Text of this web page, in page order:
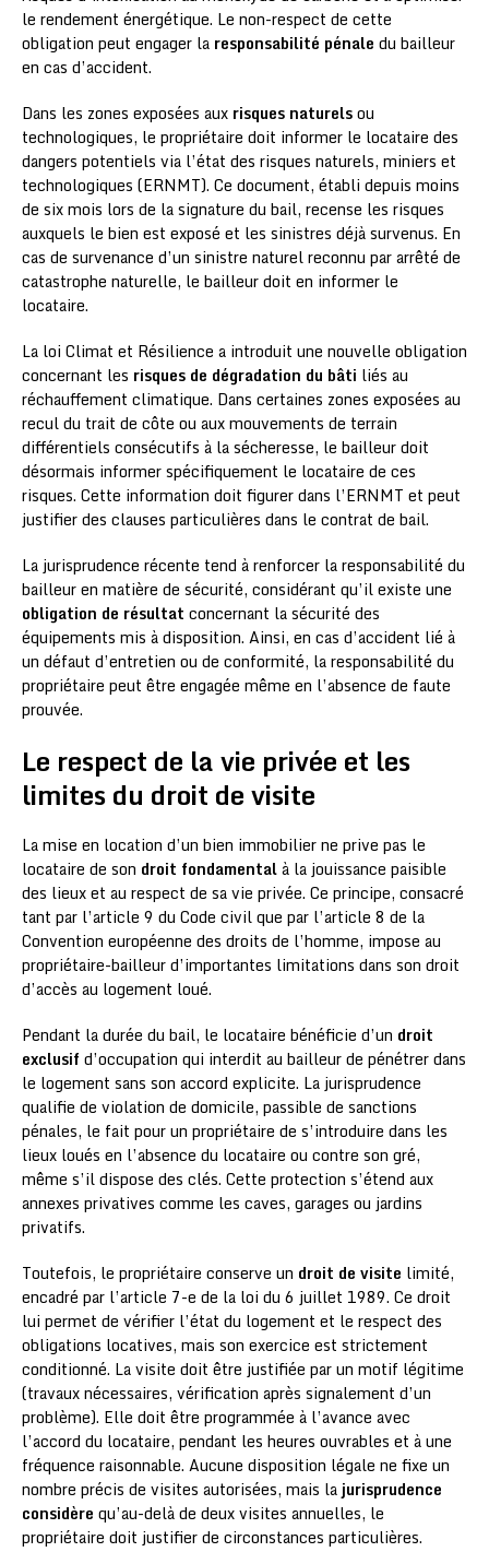
le rendement énergétique. Le non-respect de cette
obligation peut engager la responsabilité pénale du bailleur
en cas d’accident.
Dans les zones exposées aux risques naturelsou
technologiques, le propriétaire doit informer le locataire des
dangers potentiels via l’état des risques naturels, miniers et
technologiques (ERNMT). Ce document, établi depuis moins
de six mois lors de la signature du bail, recense les risques
auxquels le bien est exposé et les sinistres déjà survenus. En
cas de survenance d’un sinistre naturel reconnu par arrêté de
catastrophe naturelle, le bailleur doit en informer le
locataire.
La loi Climat et Résilience a introduit une nouvelle obligation
concernant les risques de dégradation du bâti liés au
réchauffement climatique. Dans certaines zones exposées au
recul du trait de côte ou aux mouvements de terrain
différentiels consécutifs à la sécheresse, le bailleur doit
désormais informer spécifiquement le locataire de ces
risques. Cette information doit figurer dans l’ERNMT et peut
justifier des clauses particulières dans le contrat de bail.
La jurisprudence récente tend à renforcer la responsabilité du
bailleur en matière de sécurité, considérant qu’il existe une
obligation de résultat concernant la sécurité des
équipements mis à disposition. Ainsi, en cas d’accident lié à
un défaut d’entretien ou de conformité, la responsabilité du
propriétaire peut être engagée même en l’absence de faute
prouvée.
Le respect de la vie privée et les
limites du droit de visite
La mise en location d’un bien immobilier ne prive pas le
locataire de son droit fondamentalà la jouissance paisible
des lieux et au respect de sa vie privée. Ce principe, consacré
tant par l’article 9 du Code civil que par l’article 8 de la
Convention européenne des droits de l’homme, impose au
propriétaire-bailleur d’importantes limitations dans son droit
d’accès au logement loué.
Pendant la durée du bail, le locataire bénéficie d’un droit
exclusif d’occupation qui interdit au bailleur de pénétrer dans
le logement sans son accord explicite. La jurisprudence
qualifie de violation de domicile, passible de sanctions
pénales, le fait pour un propriétaire de s’introduire dans les
lieux loués en l’absence du locataire ou contre son gré,
même s’il dispose des clés. Cette protection s’étend aux
annexes privatives comme les caves, garages ou jardins
privatifs.
Toutefois, le propriétaire conserve un droit de visite limité,
encadré par l’article 7-e de la loi du 6 juillet 1989. Ce droit
lui permet de vérifier l’état du logement et le respect des
obligations locatives, mais son exercice est strictement
conditionné. La visite doit être justifiée par un motif légitime
(travaux nécessaires, vérification après signalement d’un
problème). Elle doit être programmée à l’avance avec
l’accord du locataire, pendant les heures ouvrables et à une
fréquence raisonnable. Aucune disposition légale ne fixe un
nombre précis de visites autorisées, mais la jurisprudence
considère qu’au-delà de deux visites annuelles, le
propriétaire doit justifier de circonstances particulières.